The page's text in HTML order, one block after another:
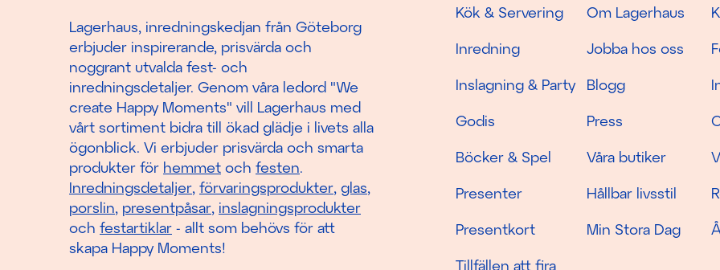
Kök & Servering
Inredning
Inslagning & Party
Godis
Böcker & Spel
Presenter
Presentkort
Tillfällen att fira
Om Lagerhaus
Jobba hos oss
Blogg
Press
Våra butiker
Hållbar livsstil
Min Stora Dag
Lagerhaus, inredningskedjan från Göteborg
erbjuder inspirerande, prisvärda och
noggrant utvalda fest- och
inredningsdetaljer. Genom våra ledord "We
create Happy Moments" vill Lagerhaus med
vårt sortiment bidra till ökad glädje i livets alla
ögonblick. Vi erbjuder prisvärda och smarta
produkter för hemmet och festen.
Inredningsdetaljer, förvaringsprodukter, glas,
porslin, presentpåsar, inslagningsprodukter
och festartiklar - allt som behövs för att
skapa Happy Moments!